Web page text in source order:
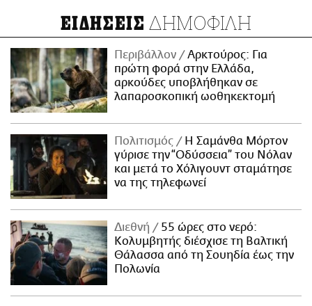
ΕΙΔΗΣΕΙΣ ΔΗΜΟΦΙΛΗ
Περιβάλλον
Αρκτούρος: Για
πρώτη φορά στην Ελλάδα,
αρκούδες υποβλήθηκαν σε
λαπαροσκοπική ωοθηκεκτομή
Πολιτισμός
Η Σαμάνθα Μόρτον
γύρισε την “Οδύσσεια” του Νόλαν
και μετά το Χόλιγουντ σταμάτησε
να της τηλεφωνεί
Διεθνή
55 ώρες στο νερό:
Κολυμβητής διέσχισε τη Βαλτική
Θάλασσα από τη Σουηδία έως την
Πολωνία